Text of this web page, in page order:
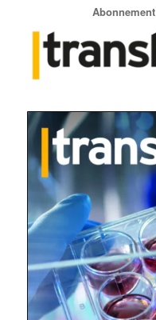
Abonnement